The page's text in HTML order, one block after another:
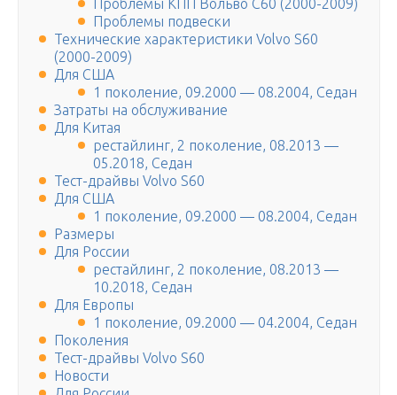
Проблемы КПП Вольво С60 (2000-2009)
Проблемы подвески
Технические характеристики Volvo S60
(2000-2009)
Для США
1 поколение, 09.2000 — 08.2004, Седан
Затраты на обслуживание
Для Китая
рестайлинг, 2 поколение, 08.2013 —
05.2018, Седан
Тест-драйвы Volvo S60
Для США
1 поколение, 09.2000 — 08.2004, Седан
Размеры
Для России
рестайлинг, 2 поколение, 08.2013 —
10.2018, Седан
Для Европы
1 поколение, 09.2000 — 04.2004, Седан
Поколения
Тест-драйвы Volvo S60
Новости